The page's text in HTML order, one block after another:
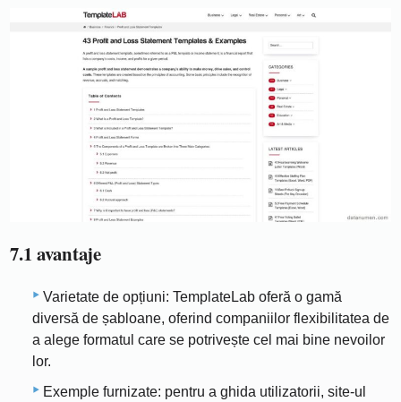
7.1 avantaje
Varietate de opțiuni: TemplateLab oferă o gamă
diversă de șabloane, oferind companiilor flexibilitatea de
a alege formatul care se potrivește cel mai bine nevoilor
lor.
Exemple furnizate: pentru a ghida utilizatorii, site-ul